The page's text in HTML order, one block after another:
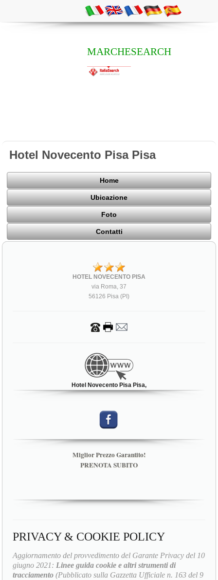
MARCHESEARCH
Hotel Novecento Pisa Pisa
Home
Ubicazione
Foto
Contatti
HOTEL NOVECENTO PISA
via Roma, 37
56126 Pisa (PI)
Hotel Novecento Pisa Pisa,
Miglior Prezzo Garantito!
PRENOTA SUBITO
PRIVACY & COOKIE POLICY
Aggiornamento del provvedimento del Garante Privacy del 10
giugno 2021: Linee guida cookie e altri strumenti di
tracciamento (Pubblicato sulla Gazzetta Ufficiale n. 163 del 9